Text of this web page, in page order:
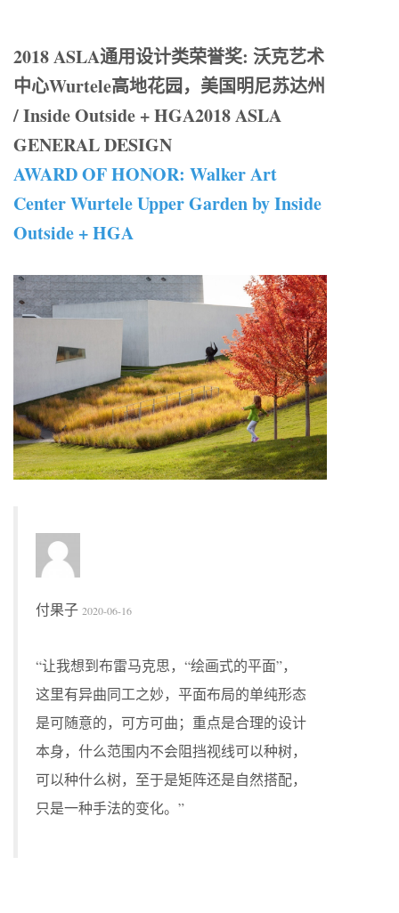
2018 ASLA通用设计类荣誉奖: 沃克艺术
中心Wurtele高地花园，美国明尼苏达州
/ Inside Outside + HGA2018 ASLA
GENERAL DESIGN
AWARD OF HONOR: Walker Art
Center Wurtele Upper Garden by Inside
Outside + HGA
付果子 2020-06-16
“让我想到布雷马克思，“绘画式的平面”，
这里有异曲同工之妙，平面布局的单纯形态
是可随意的，可方可曲；重点是合理的设计
本身，什么范围内不会阻挡视线可以种树，
可以种什么树，至于是矩阵还是自然搭配，
只是一种手法的变化。”